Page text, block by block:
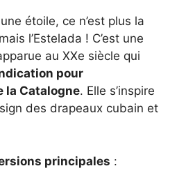
étoile, ce n’est plus la
l’Estelada ! C’est une
au XXe siècle qui
pour
la Catalogne. Elle s’inspire
des drapeaux cubain et
principales :